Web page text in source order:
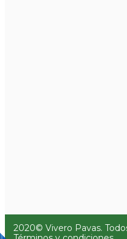
2020© Vivero Pavas.